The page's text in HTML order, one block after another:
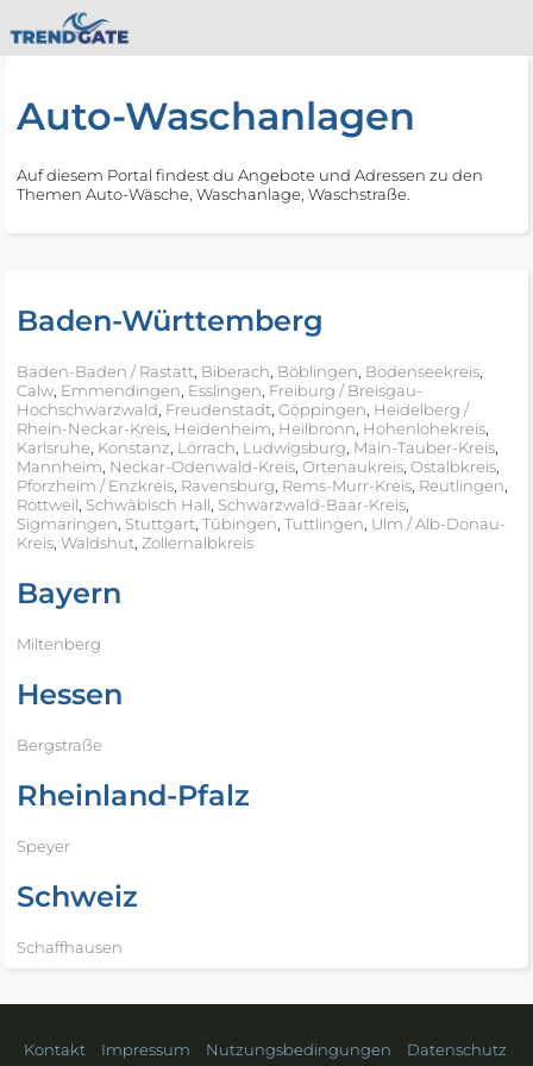
Auto-Waschanlagen
Auf diesem Portal findest du Angebote und Adressen zu den
Themen Auto-Wäsche, Waschanlage, Waschstraße.
Baden-Württemberg
Baden-Baden / Rastatt, Biberach, Böblingen, Bodenseekreis,
Calw, Emmendingen, Esslingen, Freiburg / Breisgau-
Hochschwarzwald, Freudenstadt, Göppingen, Heidelberg /
Rhein-Neckar-Kreis, Heidenheim, Heilbronn, Hohenlohekreis,
Karlsruhe, Konstanz, Lörrach, Ludwigsburg, Main-Tauber-Kreis,
Mannheim, Neckar-Odenwald-Kreis, Ortenaukreis, Ostalbkreis,
Pforzheim / Enzkreis, Ravensburg, Rems-Murr-Kreis, Reutlingen,
Rottweil, Schwäbisch Hall, Schwarzwald-Baar-Kreis,
Sigmaringen, Stuttgart, Tübingen, Tuttlingen, Ulm / Alb-Donau-
Kreis, Waldshut, Zollernalbkreis
Bayern
Miltenberg
Hessen
Bergstraße
Rheinland-Pfalz
Speyer
Schweiz
Schaffhausen
Kontakt Impressum Nutzungsbedingungen Datenschutz